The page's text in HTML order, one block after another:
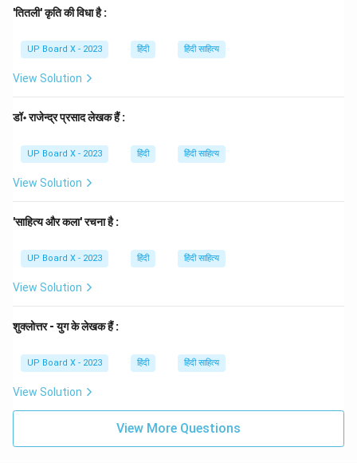
जुड़ने से 'भलाई' शब्द बना है, जो एक भाववाचक संज्ञा है। इसी प्रकार,
Step 4: Final Answer
अतः, 'भलाई' शब्द में 'आई' प्रत्यय है। सही उत्तर (C) है।
Download Solution in PDF
'तितली' कृति की विधा है :
UP Board X - 2023 हिंदी हिंदी साहित्य
View Solution
डॉ॰ राजेन्द्र प्रसाद लेखक हैं :
UP Board X - 2023 हिंदी हिंदी साहित्य
View Solution
'साहित्य और कला' रचना है :
UP Board X - 2023 हिंदी हिंदी साहित्य
View Solution
शुक्लोत्तर - युग के लेखक हैं :
UP Board X - 2023 हिंदी हिंदी साहित्य
View Solution
View More Questions